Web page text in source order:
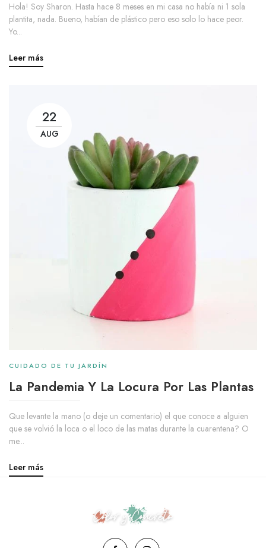
Hola! Soy Sharon. Hasta hace 8 meses en mi casa no había ni 1 sola
plantita, nada. Bueno, habían de plástico pero eso solo lo hace peor.
Yo...
Leer más
22
AUG
CUIDADO DE TU JARDÍN
La Pandemia Y La Locura Por Las Plantas
Que levante la mano (o deje un comentario) el que conoce a alguien
que se volvió la loca o el loco de las matas durante la cuarentena? O
me...
Leer más